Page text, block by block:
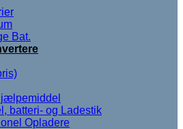
Bat.
batteri- og Ladestik
Opladere